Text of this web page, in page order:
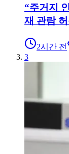
“주거지
재 관람
2시간 전
3